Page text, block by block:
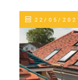
22/05/